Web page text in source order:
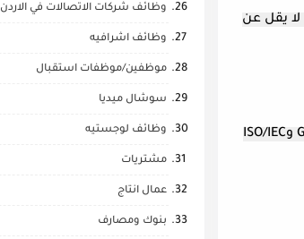
لا يقل عن
4- خبرة واسعة في معايير سلامة الأغذية وبروتوكولات الاختبارات المعملية، بما في ذلك HACCP وGMP وISO/IEC
وظائف شركات الاتصالات في الاردن
وظائف اشرافيه
موظفين/موظفات استقبال
سوشال ميديا
وظائف لوجستيه
مشتريات
عمال انتاج
بنوك ومصارف